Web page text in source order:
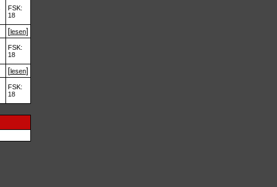
FSK:
18
[lesen]
FSK:
18
[lesen]
FSK:
18